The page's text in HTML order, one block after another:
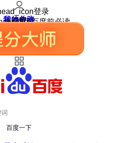
登录
我的关注
我的收藏
皮肤中心
用户反馈
设置
使用百度前必读
百度一下